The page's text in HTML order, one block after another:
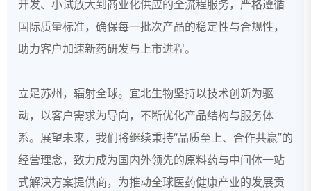
开发、小试放大到商业化供应的全流程服务，严格遵循
国际质量标准，确保每一批次产品的稳定性与合规性，
助力客户加速新药研发与上市进程。
立足苏州，辐射全球。宜北生物坚持以技术创新为驱
动，以客户需求为导向，不断优化产品结构与服务体
系。展望未来，我们将继续秉持“品质至上、合作共赢”的
经营理念，致力成为国内外领先的原料药与中间体一站
式解决方案提供商，为推动全球医药健康产业的发展贡